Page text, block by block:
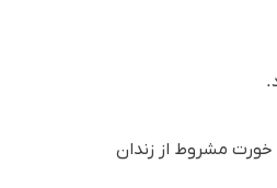
خورت مشروط از زندان